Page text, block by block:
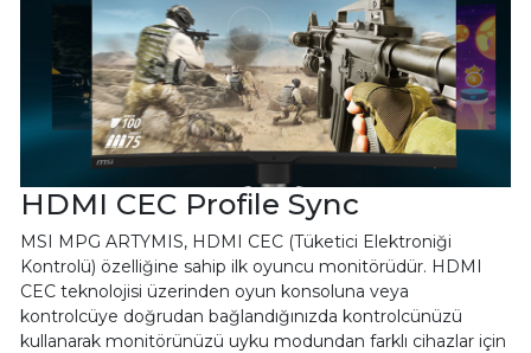
HDMI CEC Profile Sync
MSI MPG ARTYMIS, HDMI CEC (Tüketici Elektroniği
Kontrolü) özelliğine sahip ilk oyuncu monitörüdür. HDMI
CEC teknolojisi üzerinden oyun konsoluna veya
kontrolcüye doğrudan bağlandığınızda kontrolcünüzü
kullanarak monitörünüzü uyku modundan farklı cihazlar için